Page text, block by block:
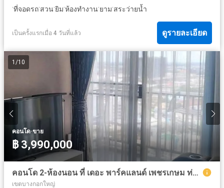
·ที่จอดรถ·สวน·ยิม·ห้องทำงาน·ยาม·สระว่ายน้ำ
เป็นครั้งแรกเมื่อ 4 วันที่แล้ว ดูรายละเอียด
1 /10
คอนโด·ขาย
฿ 3,990,000
คอนโด 2-ห้องนอน ที่ เดอะ พาร์คแลนด์ เพชรเกษม ท่าพระ ใกล้ MRT ท่าพระ
เขตบางกอกใหญ่